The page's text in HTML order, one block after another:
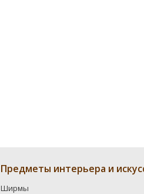
Предметы интерьера и
Ширмы